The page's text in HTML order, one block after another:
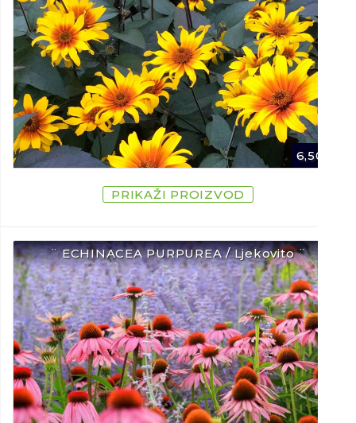
6,50
PRIKAŽI PROIZVOD
¨ ECHINACEA PURPUREA / Ljekovito ¨